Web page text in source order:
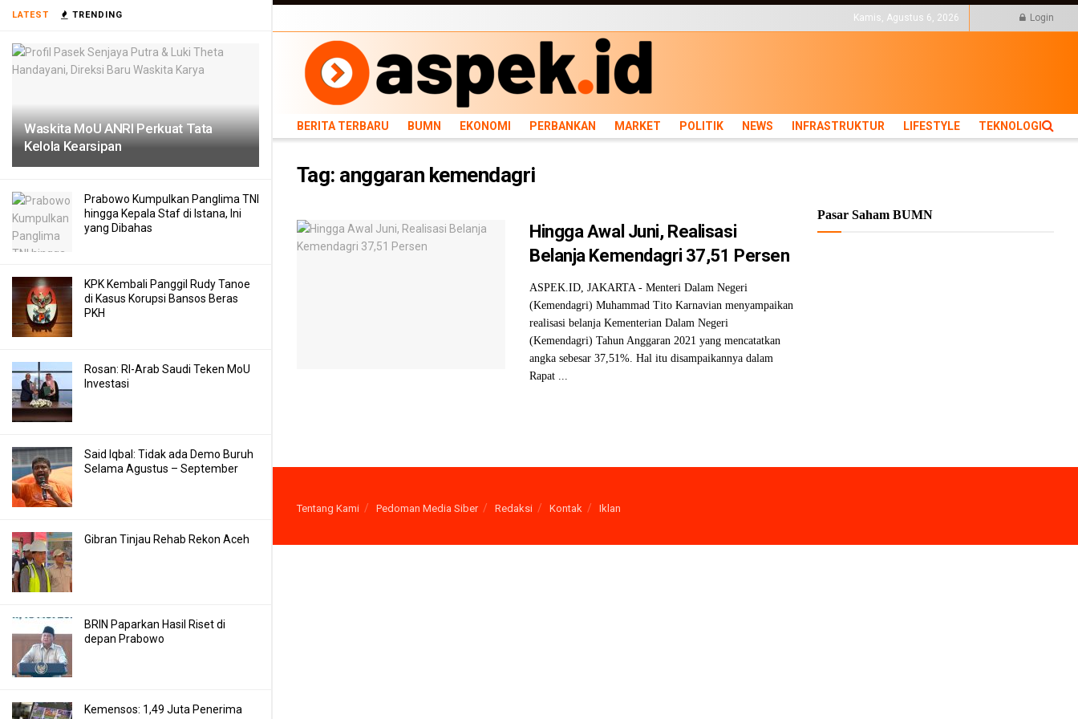
LATEST TRENDING
Waskita MoU ANRI Perkuat Tata
Kelola Kearsipan
Prabowo Kumpulkan Panglima TNI
hingga Kepala Staf di Istana, Ini
yang Dibahas
KPK Kembali Panggil Rudy Tanoe
di Kasus Korupsi Bansos Beras
PKH
Rosan: RI-Arab Saudi Teken MoU
Investasi
Said Iqbal: Tidak ada Demo Buruh
Selama Agustus – September
Gibran Tinjau Rehab Rekon Aceh
BRIN Paparkan Hasil Riset di
depan Prabowo
Kemensos: 1,49 Juta Penerima
BERITA TERBARU BUMN EKONOMI PERBANKAN MARKET POLITIK NEWS INFRASTRUKTUR LIFESTYLE
TEKNOLOGI
Kamis, Agustus 6, 2026 Login
BERITA TERBARU BUMN EKONOMI PERBANKAN MARKET POLITIK NEWS INFRASTRUKTUR LIFESTYLE TEKNOLOGI
Tag: anggaran kemendagri
Hingga Awal Juni, Realisasi
Belanja Kemendagri 37,51 Persen
ASPEK.ID, JAKARTA - Menteri Dalam Negeri
(Kemendagri) Muhammad Tito Karnavian menyampaikan
realisasi belanja Kementerian Dalam Negeri
(Kemendagri) Tahun Anggaran 2021 yang mencatatkan
angka sebesar 37,51%. Hal itu disampaikannya dalam
Rapat ...
Pasar Saham BUMN
Tentang Kami Pedoman Media Siber Redaksi Kontak Iklan